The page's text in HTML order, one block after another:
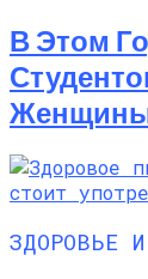
В Этом
ЗДОРОВЬЕ